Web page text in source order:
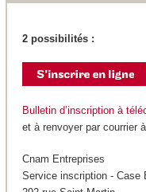
2 possibilités :
Bulletin d’inscription à
et à renvoyer par courrier
Cnam Entreprises
Service inscription - Case